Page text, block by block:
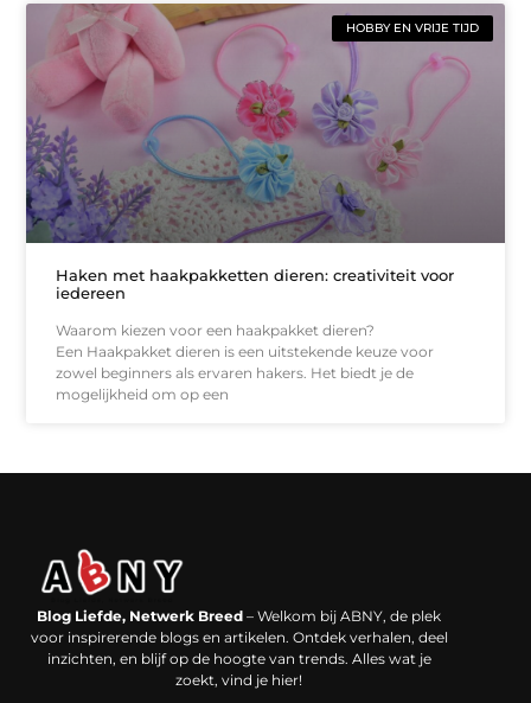
HOBBY EN VRIJE TIJD
Haken met haakpakketten dieren: creativiteit voor
iedereen
Waarom kiezen voor een haakpakket dieren?
Een Haakpakket dieren is een uitstekende keuze voor
zowel beginners als ervaren hakers. Het biedt je de
mogelijkheid om op een
Blog Liefde, Netwerk Breed – Welkom bij ABNY, de plek
voor inspirerende blogs en artikelen. Ontdek verhalen, deel
inzichten, en blijf op de hoogte van trends. Alles wat je
zoekt, vind je hier!